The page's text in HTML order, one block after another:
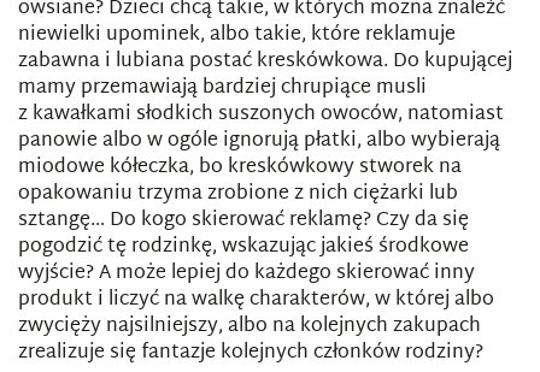
owsiane? Dzieci chcą takie, w których można znaleźć
niewielki upominek, albo takie, które reklamuje
zabawna i lubiana postać kreskówkowa. Do kupującej
mamy przemawiają bardziej chrupiące musli
z kawałkami słodkich suszonych owoców, natomiast
panowie albo w ogóle ignorują płatki, albo wybierają
miodowe kółeczka, bo kreskówkowy stworek na
opakowaniu trzyma zrobione z nich ciężarki lub
sztangę… Do kogo skierować reklamę? Czy da się
pogodzić tę rodzinkę, wskazując jakieś środkowe
wyjście? A może lepiej do każdego skierować inny
produkt i liczyć na walkę charakterów, w której albo
zwycięży najsilniejszy, albo na kolejnych zakupach
zrealizuje się fantazje kolejnych członków rodziny?